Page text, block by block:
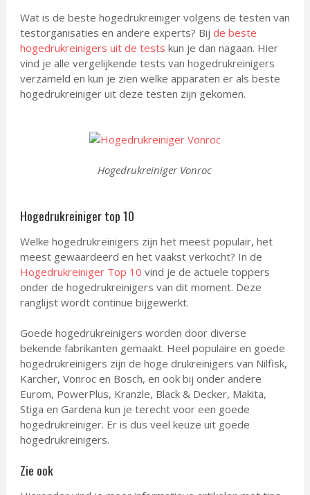
Wat is de beste hogedrukreiniger volgens de testen van
testorganisaties en andere experts? Bij de beste
hogedrukreinigers uit de tests kun je dan nagaan. Hier
vind je alle vergelijkende tests van hogedrukreinigers
verzameld en kun je zien welke apparaten er als beste
hogedrukreiniger uit deze testen zijn gekomen.
Hogedrukreiniger Vonroc
Hogedrukreiniger top 10
Welke hogedrukreinigers zijn het meest populair, het
meest gewaardeerd en het vaakst verkocht? In de
Hogedrukreiniger Top 10 vind je de actuele toppers
onder de hogedrukreinigers van dit moment. Deze
ranglijst wordt continue bijgewerkt.
Goede hogedrukreinigers worden door diverse
bekende fabrikanten gemaakt. Heel populaire en goede
hogedrukreinigers zijn de hoge drukreinigers van Nilfisk,
Karcher, Vonroc en Bosch, en ook bij onder andere
Eurom, PowerPlus, Kranzle, Black & Decker, Makita,
Stiga en Gardena kun je terecht voor een goede
hogedrukreiniger. Er is dus veel keuze uit goede
hogedrukreinigers.
Zie ook